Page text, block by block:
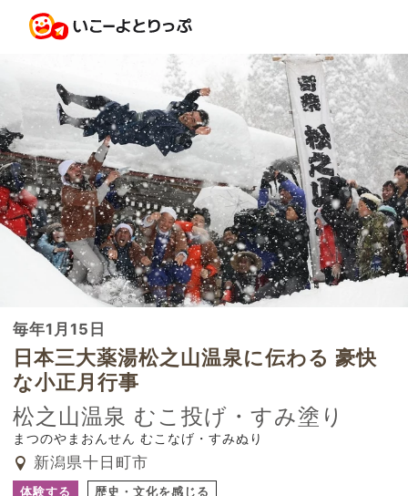
毎年1月15日
日本三大薬湯松之山温泉に伝わる 豪快
な小正月行事
松之山温泉 むこ投げ・すみ塗り
まつのやまおんせん むこなげ・すみぬり
新潟県十日町市
体験する 歴史・文化を感じる